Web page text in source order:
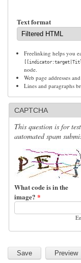
Text format
Freelinking helps you
node.
Web page addresses
Lines and paragraphs
CAPTCHA
This question is for
automated spam
What code is in the
image? *